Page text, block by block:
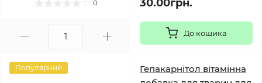
0 30.00грн.
До кошика
Популярний
Гепакарнітол вітамінна